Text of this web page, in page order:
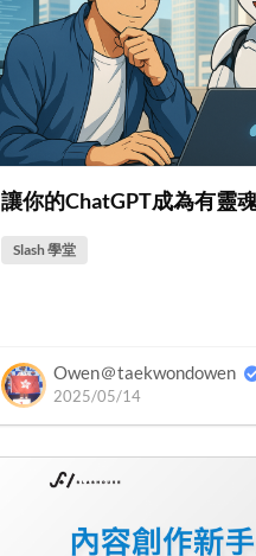
讓你的ChatGPT成為有靈
Slash 學堂
Owen＠taekwondowen
2025/05/14